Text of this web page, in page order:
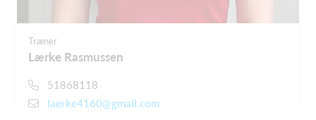
Træner
Lærke Rasmussen
51868118
laerke4160@gmail.com